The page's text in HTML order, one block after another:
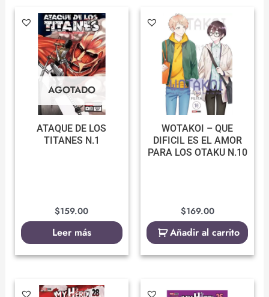
AGOTADO
ATAQUE DE LOS
TITANES N.1
$159.00
Leer más
WOTAKOI – QUE
DIFICIL ES EL AMOR
PARA LOS OTAKU N.10
$169.00
Añadir al carrito